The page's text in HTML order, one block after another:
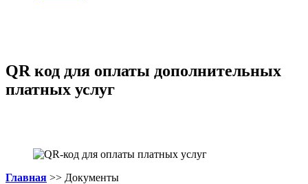
QR код для оплаты дополнительных
платных услуг
Главная >> Документы